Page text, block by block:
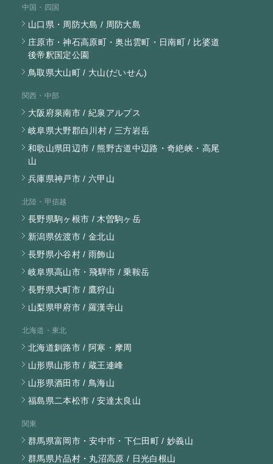
中国・四国
山口県・周防大島 / 周防大島
庄原市・神石高原町・奥出雲町・日南町 / 比婆道
後帝釈国定公園
鳥取県大山町 / 大山(だいせん)
関西・中部
大阪府泉南市 / 紀泉アルプス
岐阜県大野郡白川村 / 三方岩岳
和歌山県田辺市 / 熊野古道中辺路・奇絶峡・高尾
山
兵庫県神戸市 / 六甲山
北陸・甲信越
長野県駒ヶ根市 / 木曽駒ヶ岳
新潟県佐渡市 / 金北山
長野県小谷村 / 雨飾山
岐阜県高山市・飛騨市 / 乗鞍岳
長野県大町市 / 鷹狩山
山梨県甲府市 / 羅漢寺山
北海道・東北
北海道釧路市 / 阿寒・摩周
山形県山形市 / 蔵王連峰
山形県酒田市 / 鳥海山
福島県二本松市 / 安達太良山
関東
群馬県富岡市・安中市・下仁田町 / 妙義山
群馬県片品村・丸沼高原 / 日光白根山